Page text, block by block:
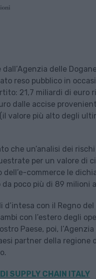
delle
reso pubblico in
21,7 miliardi di euro
dalle accise
valore più alto degli
che un’analisi dei
per un valore di
commerce le
poco più di 89 milioni
con il Regno
con l’estero degli
Paese, poi,
partner della regione
SUPPLY CHAIN ITALY